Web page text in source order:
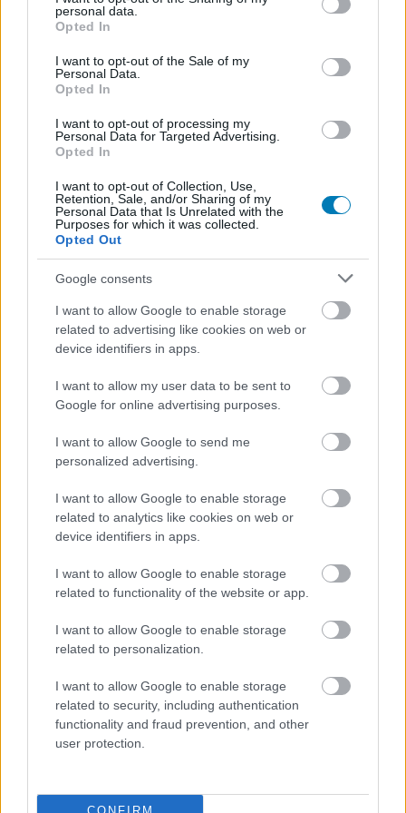
grant or deny consent to Google and its third-party tags to
use your data for below specified purposes in below Google
consent section.
personal data.
Opted In
I want to opt-out of the Sale of my
Personal Data.
Opted In
I want to opt-out of processing my
Personal Data for Targeted Advertising.
Opted In
I want to opt-out of Collection, Use,
Retention, Sale, and/or Sharing of my
Personal Data that Is Unrelated with the
Purposes for which it was collected.
Opted Out
Google consents
I want to allow Google to enable storage
related to advertising like cookies on web or
device identifiers in apps.
I want to allow my user data to be sent to
Google for online advertising purposes.
I want to allow Google to send me
personalized advertising.
I want to allow Google to enable storage
related to analytics like cookies on web or
device identifiers in apps.
I want to allow Google to enable storage
related to functionality of the website or app.
I want to allow Google to enable storage
related to personalization.
I want to allow Google to enable storage
related to security, including authentication
functionality and fraud prevention, and other
user protection.
CONFIRM
Grace vonala erőteljesen a Resident Evil VII hangulatára
részek környezetébe helyezve a játékost. Sőt, több
helyen erősen nosztalgikus Silent Hill vibe-ok kerítettek
hatalmukba, főleg a sötét, bezárt, néhol szinte túlvilági,
illetve a szakadékokkal teli városkép hangulata miatt, de
ez inkább csak dizájnbeli hasonlóság. Az viszont tény,
hogy a trailerben látott Victor Gideon Rhodes Hill
szanatóriuma sok helyen az első Resident EvilSpencer-
kúriáját idézi fel, és Raccoon City romjai is tudatosan
építenek a nosztalgiára ezer szinten. Nem szeretnék
spoilerezni, de ha régivonalas játékos vagy (népiesen
szólva öreg), akkor a Capcom most gondolt rád.
Külső és belső nézet, de nem ezen
Csodálatos dolog 2026-ban, hogy végre szabadon
kalandot akar, és játékmenet közben is szabadon
váltogathat ezek között. Alapértelmezetten Grace
szorongását és a klasszikus horrort jobban adja az FPS
látószög, a Resident Evil 4 hangulatát Leon háta mögött
pásztázó kamerával élhetjük át autentikusan, de ha
neked nem így tetszik, mert egyéniség vagy, akkor
szabad a pálya.
Ám a két játékmód különbsége nem ebből fakad.
A hangulat, az akció mértéke, a túlélőhorror-elemek, sőt,
még a tárgy- és craftrendszer is alapvetően eltér a
különböző képességű karakterek esetében, tényleg
kétféle játékot viszünk végig egy történetben, sőt, Leon
esetében a játék kétharmadánál még csavarnak egyet a
módszerek nyílnak meg hirtelen, le is döbbentem ezen,